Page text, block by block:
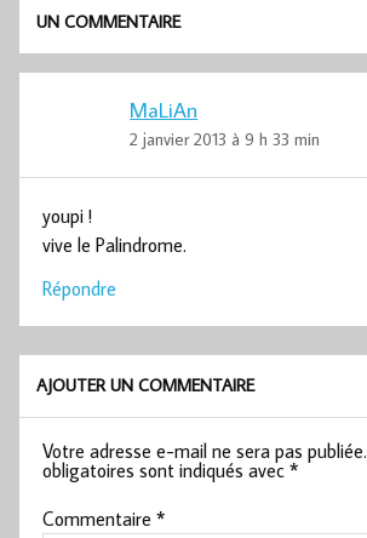
UN COMMENTAIRE
MaLiAn
2 janvier 2013 à 9 h 33 min
youpi !
vive le Palindrome.
Répondre
AJOUTER UN COMMENTAIRE
Votre adresse e-mail ne sera pas publiée.
obligatoires sont indiqués avec*
Commentaire*